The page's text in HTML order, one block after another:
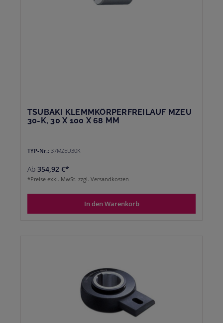
TSUBAKI KLEMMKÖRPERFREILAUF MZEU
30-K, 30 X 100 X 68 MM
TYP-Nr.: 37MZEU30K
Ab 354,92 €*
*Preise exkl. MwSt. zzgl. Versandkosten
In den Warenkorb